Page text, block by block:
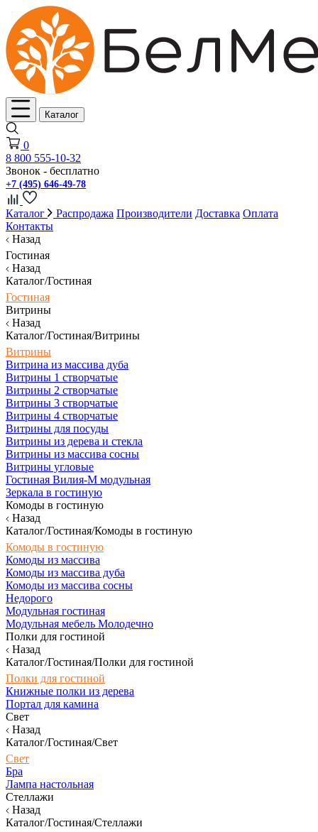
Каталог
0
8 800 555-10-32
Звонок - бесплатно
+7 (495) 646-49-78
Каталог Распродажа Производители Доставка Оплата
Контакты
Назад
Гостиная
Назад
Каталог/Гостиная
Гостиная
Витрины
Назад
Каталог/Гостиная/Витрины
Витрины
Витрина из массива дуба
Витрины 1 створчатые
Витрины 2 створчатые
Витрины 3 створчатые
Витрины 4 створчатые
Витрины для посуды
Витрины из дерева и стекла
Витрины из массива сосны
Витрины угловые
Гостиная Вилия-М модульная
Зеркала в гостиную
Комоды в гостиную
Назад
Каталог/Гостиная/Комоды в гостиную
Комоды в гостиную
Комоды из массива
Комоды из массива дуба
Комоды из массива сосны
Недорого
Модульная гостиная
Модульная мебель Молодечно
Полки для гостиной
Назад
Каталог/Гостиная/Полки для гостиной
Полки для гостиной
Книжные полки из дерева
Портал для камина
Свет
Назад
Каталог/Гостиная/Свет
Свет
Бра
Лампа настольная
Стеллажи
Назад
Каталог/Гостиная/Стеллажи